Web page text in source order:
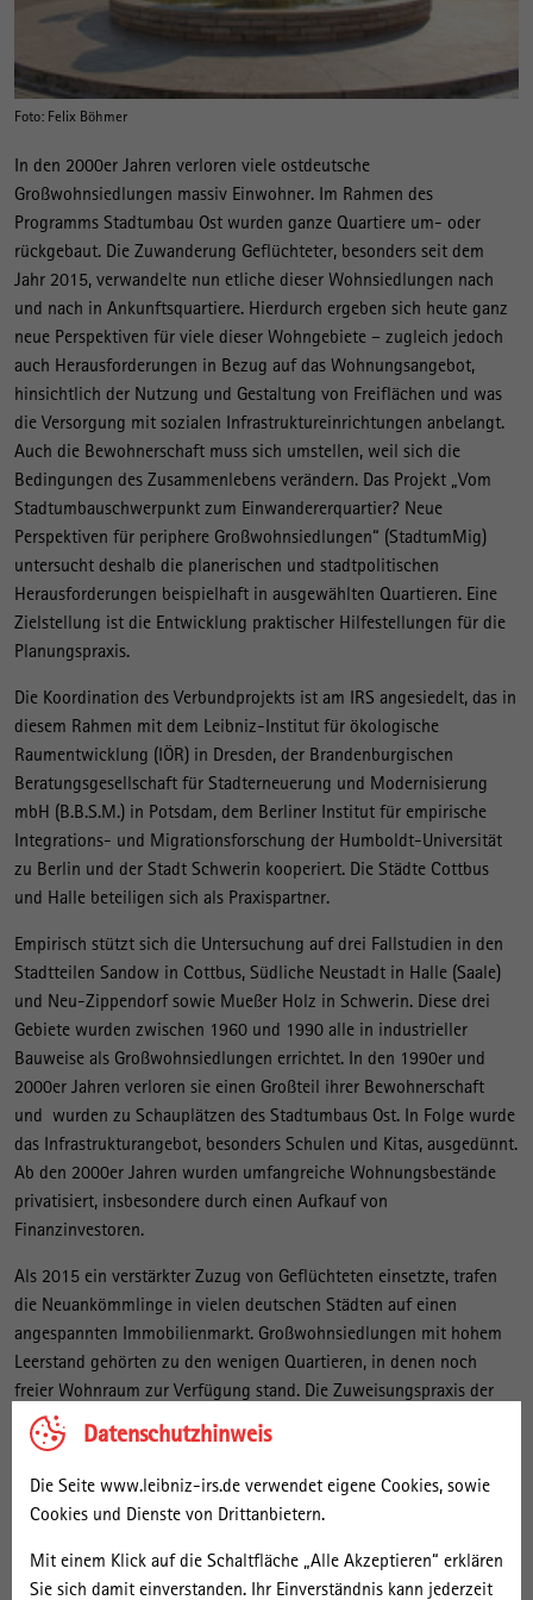
Datenschutzhinweis
Die Seite www.leibniz-irs.de verwendet eigene Cookies, sowie
Cookies und Dienste von Drittanbietern.
Mit einem Klick auf die Schaltfläche „Alle Akzeptieren“ erklären
Sie sich damit einverstanden. Ihr Einverständnis kann jederzeit
Foto: Felix Böhmer
In den 2000er Jahren verloren viele ostdeutsche
Großwohnsiedlungen massiv Einwohner. Im Rahmen des
Programms Stadtumbau Ost wurden ganze Quartiere um- oder
rückgebaut. Die Zuwanderung Geflüchteter, besonders seit dem
Jahr 2015, verwandelte nun etliche dieser Wohnsiedlungen nach
und nach in Ankunftsquartiere. Hierdurch ergeben sich heute ganz
neue Perspektiven für viele dieser Wohngebiete – zugleich jedoch
auch Herausforderungen in Bezug auf das Wohnungsangebot,
hinsichtlich der Nutzung und Gestaltung von Freiflächen und was
die Versorgung mit sozialen Infrastruktureinrichtungen anbelangt.
Auch die Bewohnerschaft muss sich umstellen, weil sich die
Bedingungen des Zusammenlebens verändern. Das Projekt „Vom
Stadtumbauschwerpunkt zum Einwandererquartier? Neue
Perspektiven für periphere Großwohnsiedlungen“ (StadtumMig)
untersucht deshalb die planerischen und stadtpolitischen
Herausforderungen beispielhaft in ausgewählten Quartieren. Eine
Zielstellung ist die Entwicklung praktischer Hilfestellungen für die
Planungspraxis.
Die Koordination des Verbundprojekts ist am IRS angesiedelt, das in
diesem Rahmen mit dem Leibniz-Institut für ökologische
Raumentwicklung (IÖR) in Dresden, der Brandenburgischen
Beratungsgesellschaft für Stadterneuerung und Modernisierung
mbH (B.B.S.M.) in Potsdam, dem Berliner Institut für empirische
Integrations- und Migrationsforschung der Humboldt-Universität
zu Berlin und der Stadt Schwerin kooperiert. Die Städte Cottbus
und Halle beteiligen sich als Praxispartner.
Empirisch stützt sich die Untersuchung auf drei Fallstudien in den
Stadtteilen Sandow in Cottbus, Südliche Neustadt in Halle (Saale)
und Neu-Zippendorf sowie Mueßer Holz in Schwerin. Diese drei
Gebiete wurden zwischen 1960 und 1990 alle in industrieller
Bauweise als Großwohnsiedlungen errichtet. In den 1990er und
2000er Jahren verloren sie einen Großteil ihrer Bewohnerschaft
und wurden zu Schauplätzen des Stadtumbaus Ost. In Folge wurde
das Infrastrukturangebot, besonders Schulen und Kitas, ausgedünnt.
Ab den 2000er Jahren wurden umfangreiche Wohnungsbestände
privatisiert, insbesondere durch einen Aufkauf von
Finanzinvestoren.
Als 2015 ein verstärkter Zuzug von Geflüchteten einsetzte, trafen
die Neuankömmlinge in vielen deutschen Städten auf einen
angespannten Immobilienmarkt. Großwohnsiedlungen mit hohem
Leerstand gehörten zu den wenigen Quartieren, in denen noch
freier Wohnraum zur Verfügung stand. Die Zuweisungspraxis der
Behörden verstärkte zusätzlich die Einwanderung von Geflüchteten
in ohnehin sozial schwache Stadtquartiere. In Folge dieser
Entwicklung kam es einerseits zu einer Stabilisierung der vorher
lange zurück gehenden Bevölkerungszahlen, doch es entstanden
Erstens erschwert die unsichere Bleibeperspektive der